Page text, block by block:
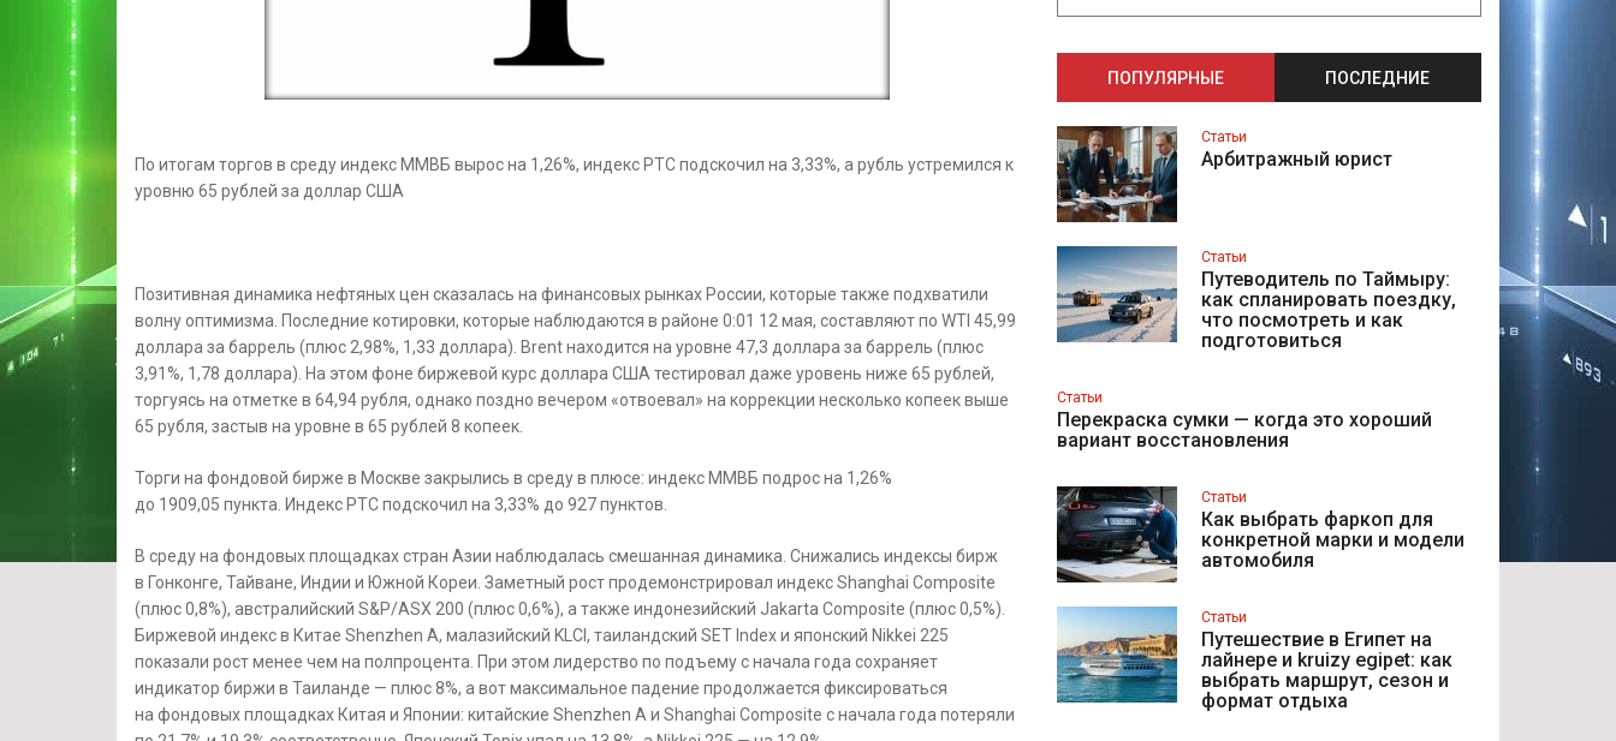
По итогам торгов в среду индекс ММВБ вырос на 1,26%, индекс РТС подскочил на 3,33%, а рубль устремился к
уровню 65 рублей за доллар США
Позитивная динамика нефтяных цен сказалась на финансовых рынках России, которые также подхватили
волну оптимизма. Последние котировки, которые наблюдаются в районе 0:01 12 мая, составляют по WTI 45,99
доллара за баррель (плюс 2,98%, 1,33 доллара). Brent находится на уровне 47,3 доллара за баррель (плюс
3,91%, 1,78 доллара). На этом фоне биржевой курс доллара США тестировал даже уровень ниже 65 рублей,
торгуясь на отметке в 64,94 рубля, однако поздно вечером «отвоевал» на коррекции несколько копеек выше
65 рубля, застыв на уровне в 65 рублей 8 копеек.
Торги на фондовой бирже в Москве закрылись в среду в плюсе: индекс ММВБ подрос на 1,26%
до 1909,05 пункта. Индекс РТС подскочил на 3,33% до 927 пунктов.
В среду на фондовых площадках стран Азии наблюдалась смешанная динамика. Снижались индексы бирж
в Гонконге, Тайване, Индии и Южной Кореи. Заметный рост продемонстрировал индекс Shanghai Composite
(плюс 0,8%), австралийский S&P/ASX 200 (плюс 0,6%), а также индонезийский Jakarta Composite (плюс 0,5%).
Биржевой индекс в Китае Shenzhen A, малазийский KLCI, таиландский SET Index и японский Nikkei 225
показали рост менее чем на полпроцента. При этом лидерство по подъему с начала года сохраняет
индикатор биржи в Таиланде — плюс 8%, а вот максимальное падение продолжается фиксироваться
на фондовых площадках Китая и Японии: китайские Shenzhen A и Shanghai Composite с начала года потеряли
ПОПУЛЯРНЫЕ ПОСЛЕДНИЕ
Статьи
Арбитражный юрист
Статьи
Путеводитель по Таймыру:
как спланировать поездку,
что посмотреть и как
подготовиться
Статьи
Перекраска сумки — когда это хороший
вариант восстановления
Статьи
Как выбрать фаркоп для
конкретной марки и модели
автомобиля
Статьи
Путешествие в Египет на
лайнере и kruizy egipet: как
выбрать маршрут, сезон и
формат отдыха